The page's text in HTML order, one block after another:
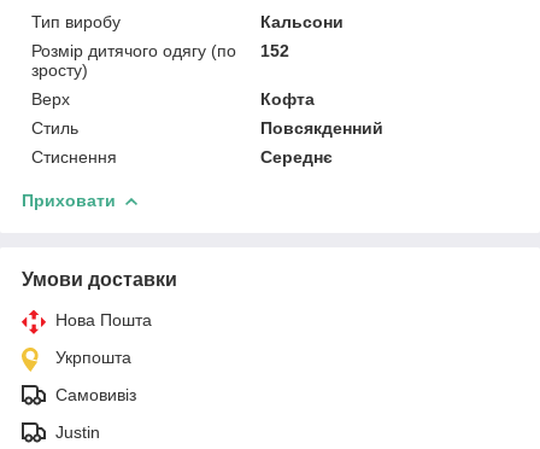
Тип виробу
Кальсони
Розмір дитячого одягу (по
зросту)
152
Верх
Кофта
Стиль
Повсякденний
Стиснення
Середнє
Приховати
Умови доставки
Нова Пошта
Укрпошта
Самовивіз
Justin